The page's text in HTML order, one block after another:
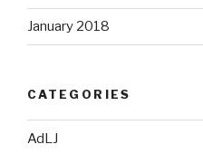
January 2018
CATEGORIES
AdLJ